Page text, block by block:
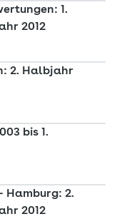
1.
2012
2. Halbjahr
bis 1.
Hamburg: 2.
2012